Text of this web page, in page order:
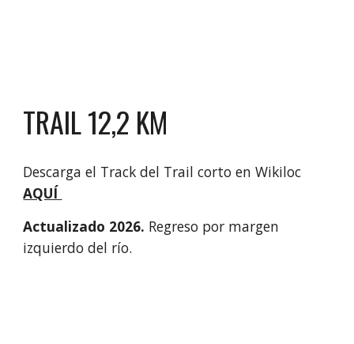
TRAIL 12,2 KM
Descarga el Track del Trail corto en Wikiloc
AQUÍ
Actualizado 2026. Regreso por margen
izquierdo del río.